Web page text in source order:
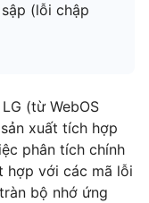
(lỗi chập
(từ WebOS
xuất tích hợp
phân tích chính
hợp với các mã lỗi
bộ nhớ ứng